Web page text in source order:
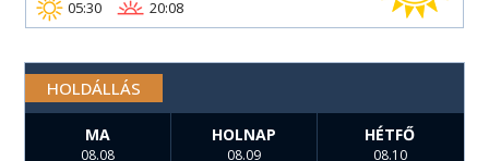
05:30 20:08
HOLDÁLLÁS
MA
08.08
HOLNAP
08.09
HÉTFŐ
08.10